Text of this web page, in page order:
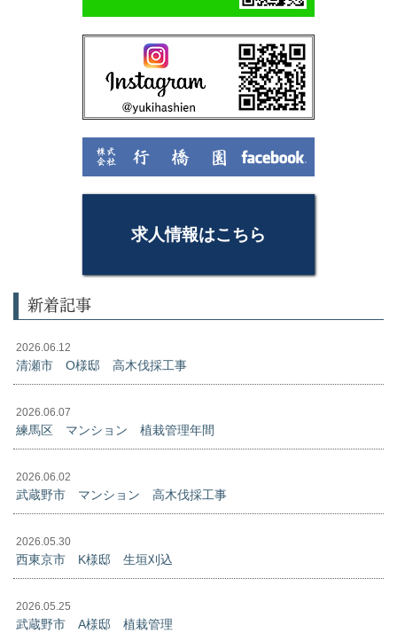
求人情報はこちら
新着記事
2026.06.12
清瀬市 O様邸 高木伐採工事
2026.06.07
練馬区 マンション 植栽管理年間
2026.06.02
武蔵野市 マンション 高木伐採工事
2026.05.30
西東京市 K様邸 生垣刈込
2026.05.25
武蔵野市 A様邸 植栽管理